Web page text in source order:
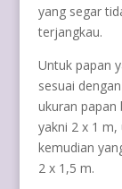
yang segar
terjangkau.
Untuk papan
sesuai
ukuran papan
yakni 2 x 1 m,
kemudian
2 x 1,5 m.